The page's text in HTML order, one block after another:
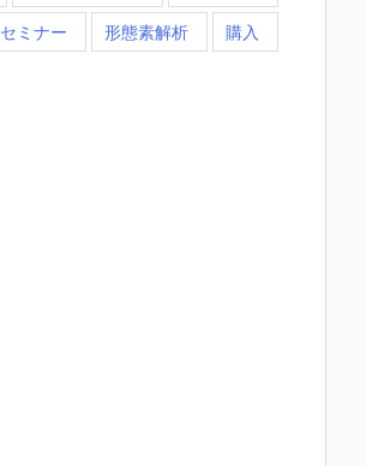
セミナー 形態素解析 購入